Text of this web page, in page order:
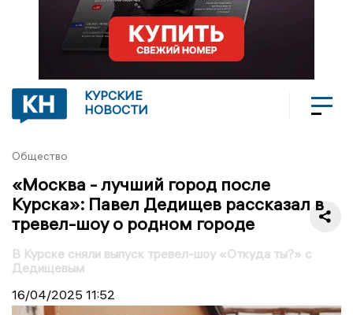
КУРСКИЕ
НОВОСТИ
Общество
«Москва - лучший город после
Курска»: Павел Дедищев рассказал в
тревел-шоу о родном городе
В Курске сняли выпуск тревел-шоу «Откуда ты?» с
Дедищевым
16/04/2025 11:52